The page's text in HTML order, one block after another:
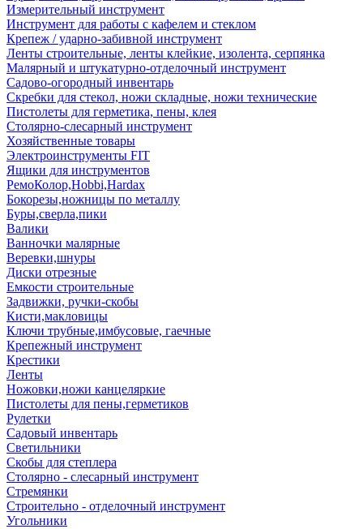
Измерительный инструмент
Инструмент для работы с кафелем и стеклом
Крепеж / ударно-забивной инструмент
Ленты строительные, ленты клейкие, изолента, серпянка
Малярный и штукатурно-отделочный инструмент
Садово-огородный инвентарь
Скребки для стекол, ножи складные, ножи технические
Пистолеты для герметика, пены, клея
Столярно-слесарный инструмент
Хозяйственные товары
Электроинструменты FIT
Ящики для инструментов
РемоКолор,Hobbi,Hardax
Бокорезы,ножницы по металлу
Буры,сверла,пики
Валики
Ванночки малярные
Веревки,шнуры
Диски отрезные
Емкости строительные
Задвижки, ручки-скобы
Кисти,макловицы
Ключи трубные,имбусовые, гаечные
Крепежный инструмент
Крестики
Ленты
Ножовки,ножи канцеляркие
Пистолеты для пены,герметиков
Рулетки
Садовый инвентарь
Светильники
Скобы для степлера
Столярно - слесарный инструмент
Стремянки
Строительно - отделочный инструмент
Угольники